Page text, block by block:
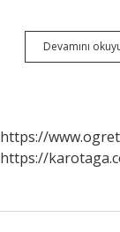
Devamını
https://
https://